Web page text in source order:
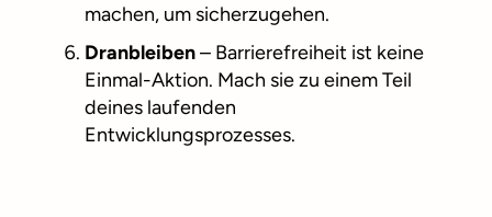
machen, um sicherzugehen.
Dranbleiben– Barrierefreiheit ist keine
Einmal-Aktion. Mach sie zu einem Teil
deines laufenden
Entwicklungsprozesses.